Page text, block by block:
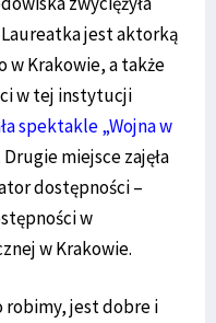
jest aktorką
w Krakowie, a także
w tej instytucji
spektakle „Wojna w
Drugie miejsce zajęła
dostępności –
w
w Krakowie.
robimy, jest dobre i